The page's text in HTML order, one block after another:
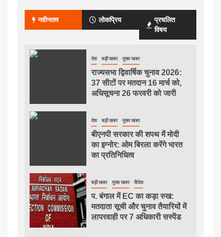
नवीनतम लोकप्रिय
प्रचलित
विषय
देश बड़ी खबर मुख्य खबर
राज्यसभा द्विवार्षिक चुनाव 2026:
37 सीटों पर मतदान 16 मार्च को,
अधिसूचना 26 फरवरी को जारी
देश बड़ी खबर मुख्य खबर
बीएनपी सरकार की शपथ में मोदी
का इग्नोर: ओम बिरला करेंगे भारत
का प्रतिनिधित्व
बड़ी खबर मुख्य खबर विदेश
प. बंगाल में EC का कड़ा रुख:
मतदाता सूची और चुनाव तैयारियों में
लापरवाही पर 7 अधिकारी सस्पेंड